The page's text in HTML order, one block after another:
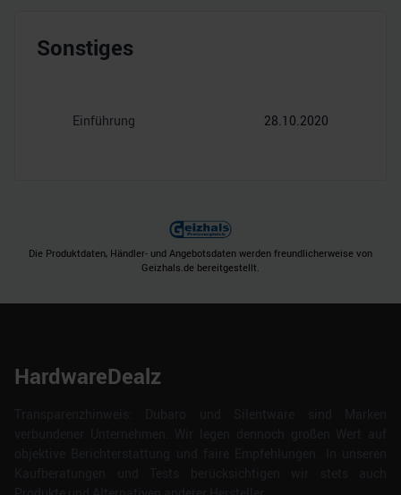
Sonstiges
Einführung 28.10.2020
Die Produktdaten, Händler- und Angebotsdaten werden freundlicherweise von
Geizhals.de bereitgestellt.
HardwareDealz